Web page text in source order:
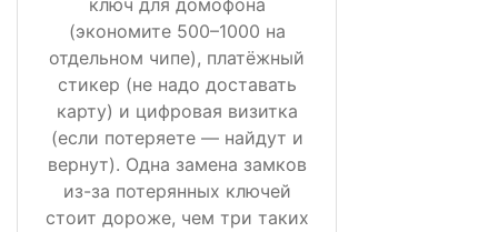
ключ для домофона
(экономите 500–1000 на
отдельном чипе), платёжный
стикер (не надо доставать
карту) и цифровая визитка
(если потеряете — найдут и
вернут). Одна замена замков
из-за потерянных ключей
стоит дороже, чем три таких